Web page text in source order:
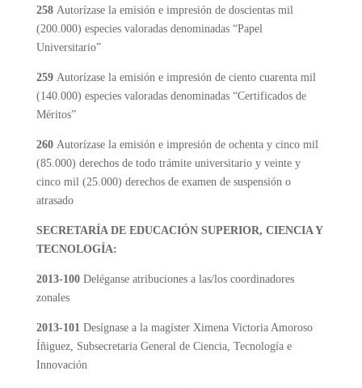
258 Autorízase la emisión e impresión de doscientas mil
(200.000) especies valoradas denominadas “Papel
Universitario”
259 Autorízase la emisión e impresión de ciento cuarenta mil
(140.000) especies valoradas denominadas “Certificados de
Méritos”
260 Autorízase la emisión e impresión de ochenta y cinco mil
(85.000) derechos de todo trámite universitario y veinte y
cinco mil (25.000) derechos de examen de suspensión o
atrasado
SECRETARÍA DE EDUCACIÓN SUPERIOR, CIENCIA Y
TECNOLOGÍA:
2013-100Deléganse atribuciones a las/los coordinadores
zonales
2013-101 Desígnase a la magíster Ximena Victoria Amoroso
Íñiguez, Subsecretaria General de Ciencia, Tecnología e
Innovación